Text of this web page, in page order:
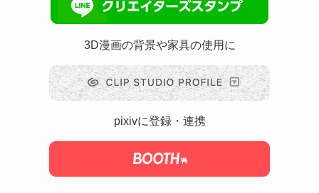
3D漫画の背景や家具の使用に
pixivに登録・連携